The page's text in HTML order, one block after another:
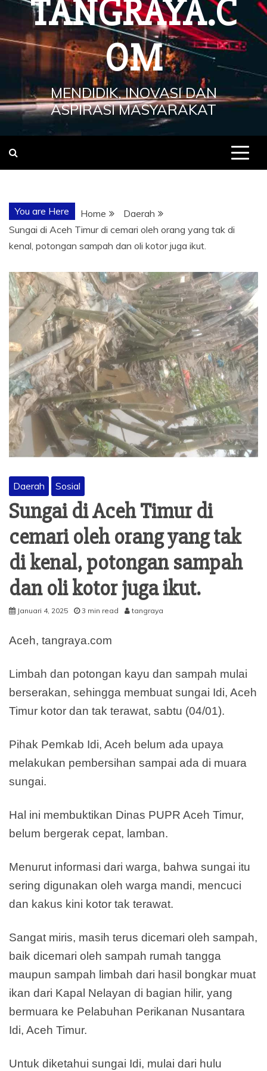
TANGRAYA.C
OM
MENDIDIK, INOVASI DAN
ASPIRASI MASYARAKAT
You are Here Home
Daerah
Sungai di Aceh Timur di cemari oleh orang yang tak di
kenal, potongan sampah dan oli kotor juga ikut.
Daerah Sosial
Sungai di Aceh Timur di
cemari oleh orang yang tak
di kenal, potongan sampah
dan oli kotor juga ikut.
Januari 4, 2025 3 min read tangraya
Aceh, tangraya.com
Limbah dan potongan kayu dan sampah mulai
berserakan, sehingga membuat sungai Idi, Aceh
Timur kotor dan tak terawat, sabtu (04/01).
Pihak Pemkab Idi, Aceh belum ada upaya
melakukan pembersihan sampai ada di muara
sungai.
Hal ini membuktikan Dinas PUPR Aceh Timur,
belum bergerak cepat, lamban.
Menurut informasi dari warga, bahwa sungai itu
sering digunakan oleh warga mandi, mencuci
dan kakus kini kotor tak terawat.
Sangat miris, masih terus dicemari oleh sampah,
baik dicemari oleh sampah rumah tangga
maupun sampah limbah dari hasil bongkar muat
ikan dari Kapal Nelayan di bagian hilir, yang
bermuara ke Pelabuhan Perikanan Nusantara
Idi, Aceh Timur.
Untuk diketahui sungai Idi, mulai dari hulu